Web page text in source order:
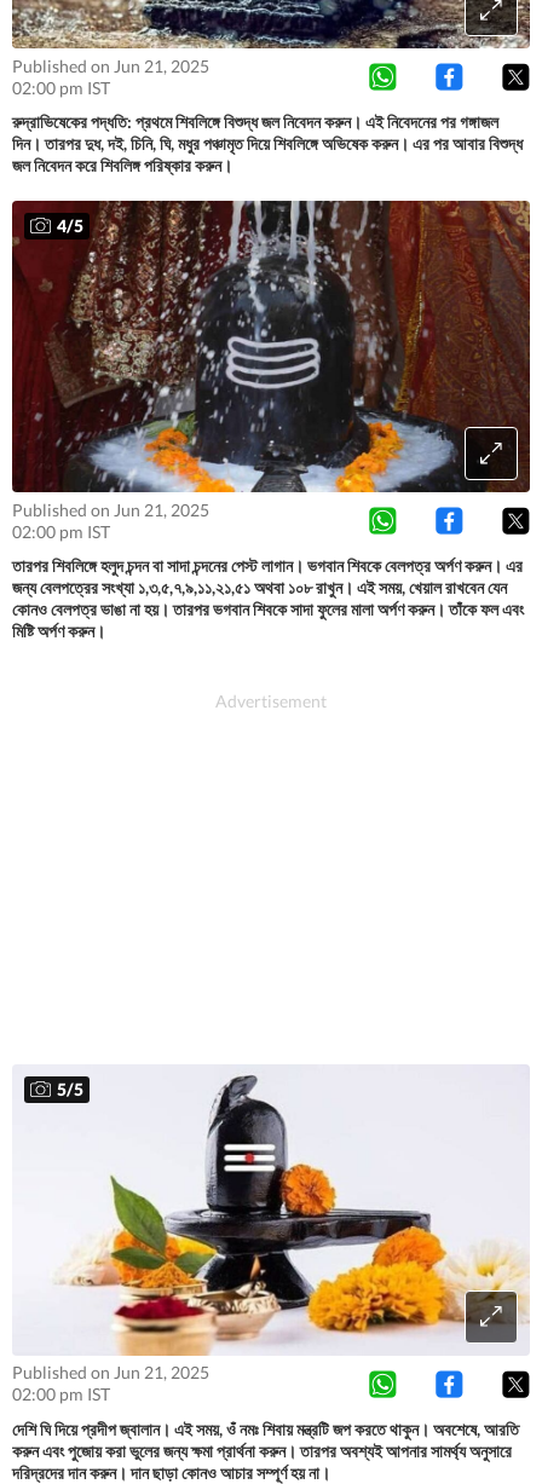
Published on Jun 21, 2025
02:00 pm IST
রুদ্রাভিষেকের পদ্ধতি: প্রথমে শিবলিঙ্গে বিশুদ্ধ জল নিবেদন করুন। এই নিবেদনের পর গঙ্গাজল
দিন। তারপর দুধ, দই, চিনি, ঘি, মধুর পঞ্চামৃত দিয়ে শিবলিঙ্গে অভিষেক করুন। এর পর আবার বিশুদ্ধ
জল নিবেদন করে শিবলিঙ্গ পরিষ্কার করুন।
4/5
Published on Jun 21, 2025
02:00 pm IST
তারপর শিবলিঙ্গে হলুদ চন্দন বা সাদা চন্দনের পেস্ট লাগান। ভগবান শিবকে বেলপত্র অর্পণ করুন। এর
জন্য বেলপত্রের সংখ্যা ১,৩,৫,৭,৯,১১,২১,৫১ অথবা ১০৮ রাখুন। এই সময়, খেয়াল রাখবেন যেন
কোনও বেলপত্র ভাঙা না হয়। তারপর ভগবান শিবকে সাদা ফুলের মালা অর্পণ করুন। তাঁকে ফল এবং
মিষ্টি অর্পণ করুন।
5/5
Published on Jun 21, 2025
02:00 pm IST
দেশি ঘি দিয়ে প্রদীপ জ্বালান। এই সময়, ওঁ নমঃ শিবায় মন্ত্রটি জপ করতে থাকুন। অবশেষে, আরতি
করুন এবং পুজোয় করা ভুলের জন্য ক্ষমা প্রার্থনা করুন। তারপর অবশ্যই আপনার সামর্থ্য অনুসারে
দরিদ্রদের দান করুন। দান ছাড়া কোনও আচার সম্পূর্ণ হয় না।